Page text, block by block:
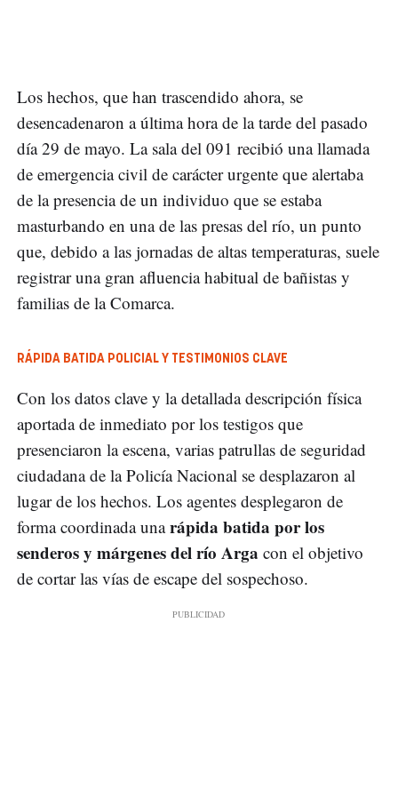
Los hechos, que han trascendido ahora, se
desencadenaron a última hora de la tarde del pasado
día 29 de mayo. La sala del 091 recibió una llamada
de emergencia civil de carácter urgente que alertaba
de la presencia de un individuo que se estaba
masturbando en una de las presas del río, un punto
que, debido a las jornadas de altas temperaturas, suele
registrar una gran afluencia habitual de bañistas y
familias de la Comarca.
RÁPIDA BATIDA POLICIAL Y TESTIMONIOS CLAVE
Con los datos clave y la detallada descripción física
aportada de inmediato por los testigos que
presenciaron la escena, varias patrullas de seguridad
ciudadana de la Policía Nacional se desplazaron al
lugar de los hechos. Los agentes desplegaron de
forma coordinada unarápida batida por los
senderos y márgenes del río Arga con el objetivo
de cortar las vías de escape del sospechoso.